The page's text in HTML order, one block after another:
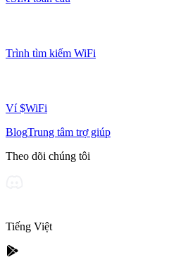
Trình tìm kiếm WiFi
Ví $WiFi
BlogTrung tâm trợ giúp
Theo dõi chúng tôi
Tiếng Việt